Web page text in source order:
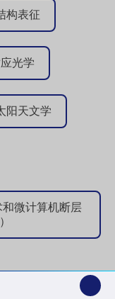
构表征
光学
阳天文学
微计算机断层